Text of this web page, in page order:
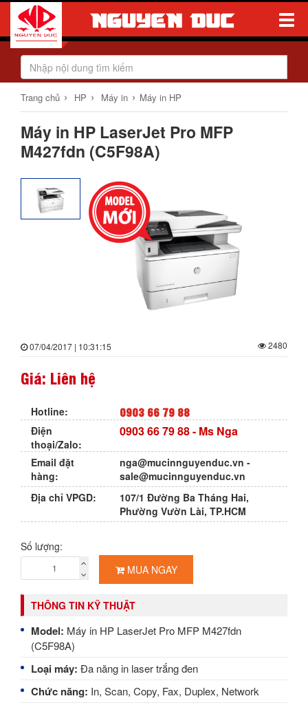
Toggle
Trang chủ › HP › Máy in › Máy in HP
Máy in HP LaserJet Pro MFP
M427fdn (C5F98A)
07/04/2017 | 10:31:15 2480
Giá: Liên hệ
Hotline: 0903 66 79 88
Điện
thoại/Zalo:
0903 66 79 88- Ms Nga
Email đặt
hàng:
nga@mucinnguyenduc.vn -
sale@mucinnguyenduc.vn
Địa chỉ VPGD:
107/1 Đường Ba Tháng Hai,
Phường Vườn Lài, TP.HCM
Số lượng:
MUA NGAY
THÔNG TIN KỸ THUẬT
Model: Máy in HP LaserJet Pro MFP M427fdn
(C5F98A)
Loại máy: Đa năng in laser trắng đen
Chức năng: In, Scan, Copy, Fax, Duplex, Network